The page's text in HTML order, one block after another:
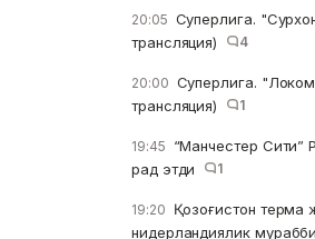
20:05 Суперлига.
трансляция)
4
20:00 Суперлига.
трансляция)
1
19:45 “Манчестер Сити”
рад этди
1
19:20 Қозоғистон терма
нидерландиялик